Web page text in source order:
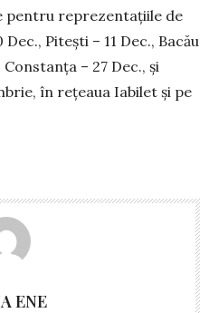
pen­­tru reprezentațiile de
Pitești – 11 Dec., Bacău
Constanța – 27 Dec., și
în rețeaua Iabilet și pe
ENE